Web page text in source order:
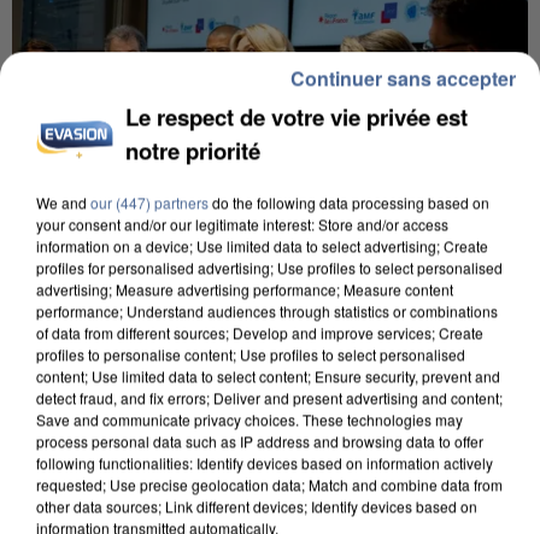
INCENDIES : L’ÎLE-DE-FRANCE LANCE UN ÉLAN
DE SOLIDARITÉ AVEC LES...
Le respect de votre vie privée est
notre priorité
We and our (447) partnersdo the following data processing based on
your consent and/or our legitimate interest: Store and/or access
information on a device; Use limited data to select advertising; Create
profiles for personalised advertising; Use profiles to select personalised
advertising; Measure advertising performance; Measure content
performance; Understand audiences through statistics or combinations
of data from different sources; Develop and improve services; Create
profiles to personalise content; Use profiles to select personalised
content; Use limited data to select content; Ensure security, prevent and
detect fraud, and fix errors; Deliver and present advertising and content;
Save and communicate privacy choices. These technologies may
process personal data such as IP address and browsing data to offer
following functionalities: Identify devices based on information actively
requested; Use precise geolocation data; Match and combine data from
other data sources; Link different devices; Identify devices based on
information transmitted automatically.
Continuer sans accepter